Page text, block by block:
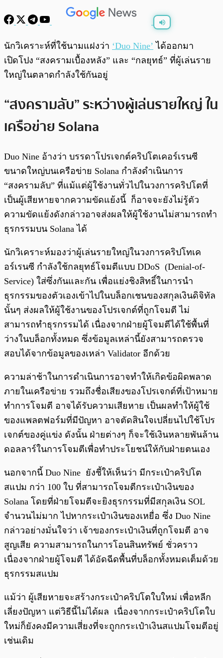
พร้อมเล่น
นักวิเคราะห์ที่ใช้นามแฝงว่า ‘Duo Nine’ ได้ออกมา
เปิดโปง “สงครามเบื้องหลัง” และ “กลยุทธ์” ที่ผู้เล่นราย
ใหญ่ในตลาดกำลังใช้กันอยู่
“สงครามลับ” ระหว่างผู้เล่นรายใหญ่ ใน
เครือข่าย Solana
Duo Nine อ้างว่า บรรดาโปรเจกต์คริปโตเคอร์เรนซี
ขนาดใหญ่บนเครือข่าย Solana กำลังดำเนินการ
“สงครามลับ” ที่แม้แต่ผู้ใช้งานทั่วไปในวงการคริปโตที่
เป็นผู้เสียหายจากความขัดแย้งนี้ ก็อาจจะยังไม่รู้ตัว
ความขัดแย้งดังกล่าวอาจส่งผลให้ผู้ใช้งานไม่สามารถทำ
ธุรกรรมบน Solana ได้
นักวิเคราะห์มองว่าผู้เล่นรายใหญ่ในวงการคริปโทเค
อร์เรนซี กำลังใช้กลยุทธ์โจมตีแบบ DDoS (Denial-of-
Service) ใส่ซึ่งกันและกัน เพื่อแย่งชิงสิทธิ์ในการนำ
ธุรกรรมของตัวเองเข้าไปในบล็อกเชนของสกุลเงินดิจิทัล
นั้นๆ ส่งผลให้ผู้ใช้งานของโปรเจกต์ที่ถูกโจมตี ไม่
สามารถทำธุรกรรมได้ เนื่องจากฝ่ายผู้โจมตีได้ใช้พื้นที่
ว่างในบล็อกทั้งหมด ซึ่งข้อมูลเหล่านี้ยังสามารถตรวจ
สอบได้จากข้อมูลของเหล่า Validator อีกด้วย
ความล่าช้าในการดำเนินการอาจทำให้เกิดข้อผิดพลาด
ภายในเครือข่าย รวมถึงชื่อเสียงของโปรเจกต์ที่เป้าหมาย
ทำการโจมตี อาจได้รับความเสียหาย เป็นผลทำให้ผู้ใช้
ของแพลตฟอร์มที่มีปัญหา อาจตัดสินใจเปลี่ยนไปใช้โปร
เจกต์ของคู่แข่ง ดังนั้น ฝ่ายต่างๆ ก็จะใช้เงินหลายพันล้าน
ดอลลาร์ในการโจมตีเพื่อทำประโยชน์ให้กับฝ่ายตนเอง
นอกจากนี้ Duo Nine ยังชี้ให้เห็นว่า มีกระเป๋าคริปโต
สแปม กว่า 100 ใบ ที่สามารถโจมตีกระเป๋าเงินของ
Solana โดยที่ฝ่ายโจมตีจะยิงธุรกรรมที่มีสกุลเงิน SOL
จำนวนไม่มาก ไปหากระเป๋าเงินของเหยื่อ ซึ่ง Duo Nine
กล่าวอย่างมั่นใจว่า เจ้าของกระเป๋าเงินที่ถูกโจมตี อาจ
สูญเสีย ความสามารถในการโอนสินทรัพย์ ชั่วคราว
เนื่องจากฝ่ายผู้โจมตี ได้อัดฉีดพื้นที่บล็อกทั้งหมดเต็มด้วย
ธุรกรรมสแปม
แม้ว่า ผู้เสียหายจะสร้างกระเป๋าคริปโตใบใหม่ เพื่อหลีก
เลี่ยงปัญหา แต่วิธีนี้ไม่ได้ผล เนื่องจากกระเป๋าคริปโตใบ
ใหม่ก็ยังคงมีความเสี่ยงที่จะถูกกระเป๋าเงินสแปมโจมตีอยู่
เช่นเดิม